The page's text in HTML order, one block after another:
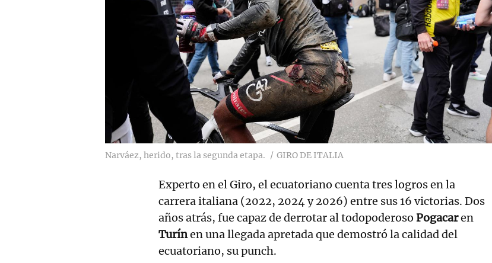
Narváez, herido, tras la segunda etapa. GIRO DE ITALIA
Experto en el Giro, el ecuatoriano cuenta tres logros en la
carrera italiana (2022, 2024 y 2026) entre sus 16 victorias. Dos
años atrás, fue capaz de derrotar al todopoderoso Pogacaren
Turínen una llegada apretada que demostró la calidad del
ecuatoriano, su punch.